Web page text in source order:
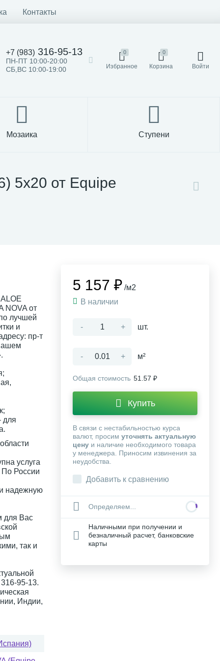
Контакты
+7 (983) 316-95-13
ПН-ПТ 10:00-20:00
СБ,ВС 10:00-19:00
0
Избранное
0
Корзина Войти
Мозаика Ступени
5x20 от Equipe
NOVA от
лучшей
и
пр-т
для
услуга
По России
надежную
для Вас
так и
95-13.
Индии,
5 157 ₽ /м2
В наличии
- + шт.
- + м²
Общая стоимость 51.57 ₽
Купить
В связи с нестабильностью курса
валют, просим уточнять актуальную
цену и наличие необходимого товара
у менеджера. Приносим извинения за
неудобства.
Добавить к сравнению
Определяем...
Наличными при получении и
безналичный расчет, банковские
карты